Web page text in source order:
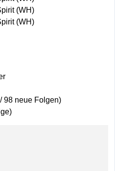
(WH)
(WH)
98 neue Folgen)